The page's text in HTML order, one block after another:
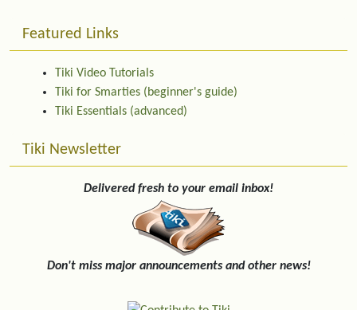
Featured Links
Tiki Video Tutorials
Tiki for Smarties (beginner's guide)
Tiki Essentials (advanced)
Tiki Newsletter
Delivered fresh to your email inbox!
Don't miss major announcements and other news!